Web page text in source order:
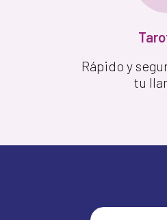
Rápido y
tu